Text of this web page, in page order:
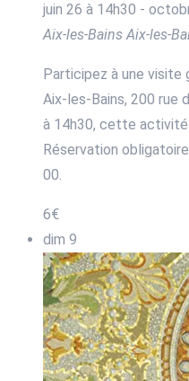
juin 26 à 14h30 -
Aix-les-BainsAix-les-
Participez à une visite
Aix-les-Bains, 200 rue
à 14h30, cette
Réservation
00.
6€
dim 9